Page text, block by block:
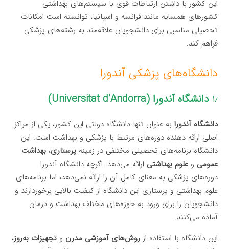
این کشور با داشتن ارتباطات قوی با سیستم‌های بهداشتی
کشورهای همسایه مانند فرانسه و اسپانیا، توانسته است امکانات
تحصیلی مناسبی برای دانشجویان علاقه‌مند به رشته‌های پزشکی
فراهم کند.
دانشگاه‌های پزشکی آندورا
۱٫ دانشگاه آندورا (Universitat d’Andorra)
دانشگاه آندورا به عنوان تنها دانشگاه دولتی این کشور، یکی از مراکز
اصلی ارائه دهنده دوره‌های مرتبط با پزشکی و بهداشت است. این
دانشگاه برنامه‌های تحصیلی مختلفی در زمینهپرستاری،بهداشت
عمومی وعلوم بهداشتی ارائه می‌دهد. اگرچه دانشگاه آندورا
دوره‌های پزشکی به معنای کامل آن را ارائه نمی‌دهد، اما برنامه‌های
علوم بهداشتی و پرستاری این دانشگاه از کیفیت بالایی برخوردارند و
دانشجویان را برای ورود به حوزه‌های مختلف بهداشت و درمان
آماده می‌کنند.
این دانشگاه با استفاده ازروش‌های آموزشی مدرن وتجهیزات به‌روز،